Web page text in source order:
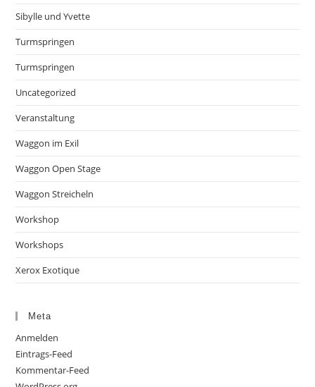
Sibylle und Yvette
Turmspringen
Turmspringen
Uncategorized
Veranstaltung
Waggon im Exil
Waggon Open Stage
Waggon Streicheln
Workshop
Workshops
Xerox Exotique
Meta
Anmelden
Eintrags-Feed
Kommentar-Feed